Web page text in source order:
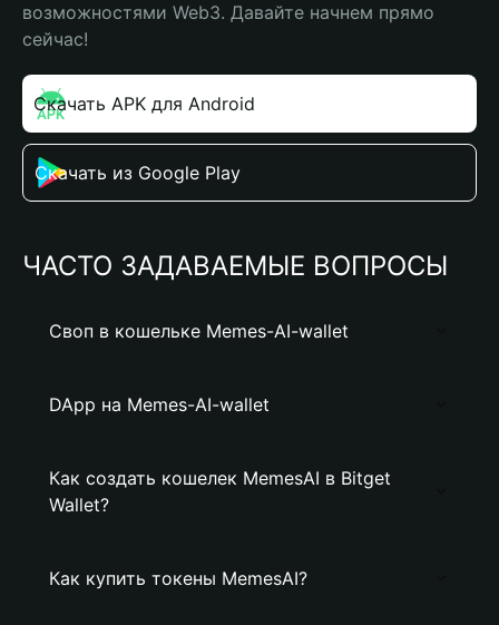
возможностями Web3. Давайте начнем прямо
сейчас!
Скачать APK для Android
Скачать из Google Play
ЧАСТО ЗАДАВАЕМЫЕ ВОПРОСЫ
Своп в кошельке Memes-AI-wallet
DApp на Memes-AI-wallet
Как создать кошелек MemesAI в Bitget
Wallet?
Как купить токены MemesAI?